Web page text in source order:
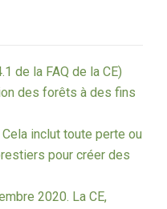
de la FAQ de la CE)
des forêts à des fins
Cela inclut toute perte ou
pour créer des
2020. La CE,